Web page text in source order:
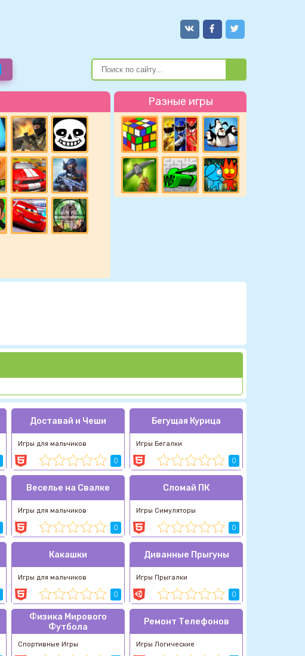
Разные игры
Доставай и Чеши
Игры для мальчиков
0
Бегущая Курица
Игры Бегалки
0
Веселье на Свалке
Игры для мальчиков
0
Сломай ПК
Игры Симуляторы
0
Какашки
Игры для мальчиков
0
Диванные Прыгуны
Игры Прыгалки
0
Физика Мирового
Футбола
Спортивные Игры
Ремонт Телефонов
Игры Логические